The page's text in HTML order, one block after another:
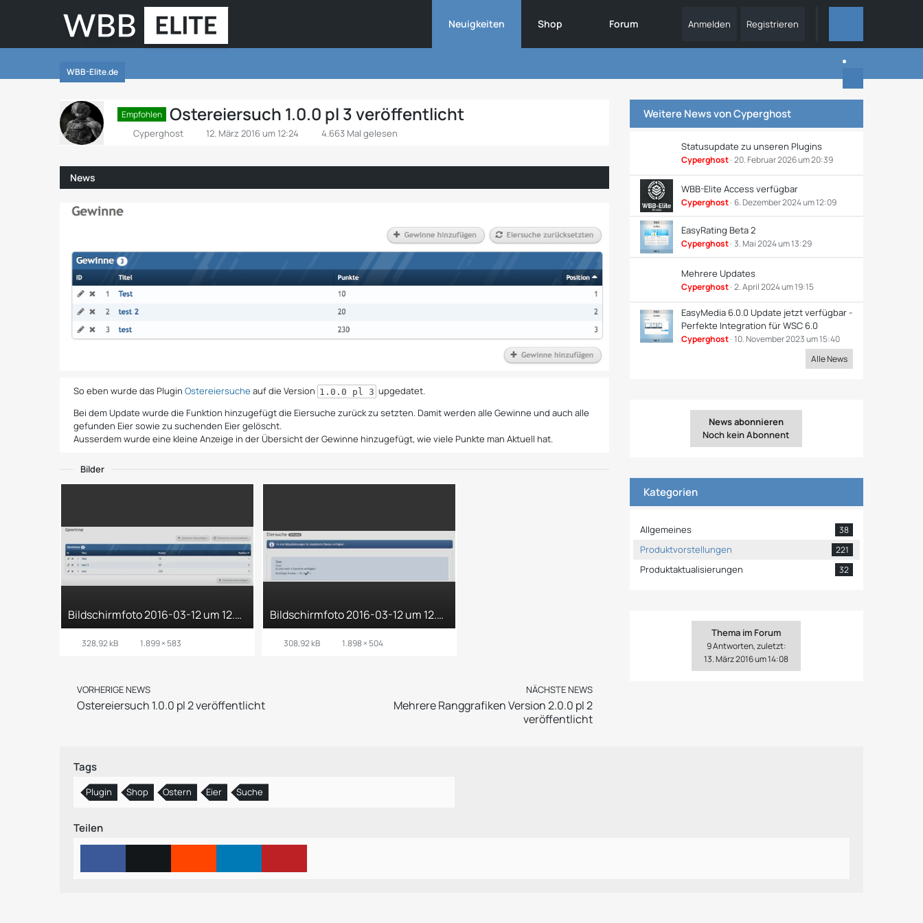
Neuigkeiten Shop Forum Anmelden Registrieren
WBB-Elite.de
Empfohlen Ostereiersuch 1.0.0 pl 3 veröffentlicht
Cyperghost 12. März 2016 um 12:24 4.663 Mal gelesen
News
So eben wurde das PluginOstereiersuche auf die Version 1.0.0 pl 3 upgedatet.
Bei dem Update wurde die Funktion hinzugefügt die Eiersuche zurück zu setzten. Damit werden alle Gewinne und auch alle
gefunden Eier sowie zu suchenden Eier gelöscht.
Ausserdem wurde eine kleine Anzeige in der Übersicht der Gewinne hinzugefügt, wie viele Punkte man Aktuell hat.
Bilder
Bildschirmfoto 2016-03-12 um 12.21.01.png
328,92 kB 1.899 × 583
Bildschirmfoto 2016-03-12 um 12.21.14.png
308,92 kB 1.898 × 504
VORHERIGE NEWS
Ostereiersuch 1.0.0 pl 2 veröffentlicht
NÄCHSTE NEWS
Mehrere Ranggrafiken Version 2.0.0 pl 2
veröffentlicht
Weitere News vonCyperghost
Statusupdate zu unseren Plugins
Cyperghost 20. Februar 2026 um 20:39
WBB-Elite Access verfügbar
Cyperghost 6. Dezember 2024 um 12:09
EasyRating Beta 2
Cyperghost 3. Mai 2024 um 13:29
Mehrere Updates
Cyperghost 2. April 2024 um 19:15
EasyMedia 6.0.0 Update jetzt verfügbar -
Perfekte Integration für WSC 6.0
Cyperghost 10. November 2023 um 15:40
Alle News
News abonnieren
Noch kein Abonnent
Kategorien
Allgemeines 38
Produktvorstellungen 221
Produktaktualisierungen 32
Thema im Forum
9 Antworten, zuletzt:
13. März 2016 um 14:08
Tags
Plugin Shop Ostern Eier Suche
Teilen